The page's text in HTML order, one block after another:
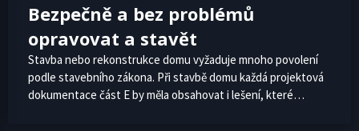
Bezpečně a bez problémů
opravovat a stavět
Stavba nebo rekonstrukce domu vyžaduje mnoho povolení
podle stavebního zákona. Při stavbě domu každá projektová
dokumentace část E by měla obsahovat i lešení, které…